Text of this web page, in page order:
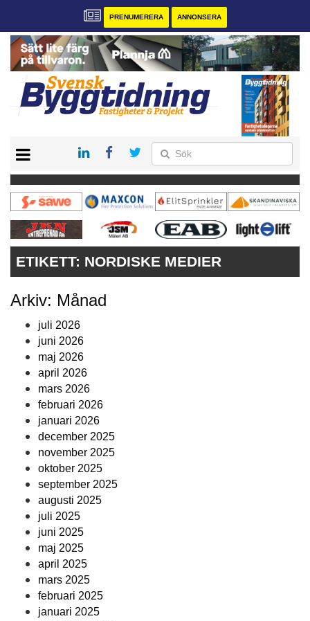
PRENUMERERA ANNONSERA
PRENUMERERA
VÅRA ANDRA MAGASIN
ANNONSERA
KONTAKT
ETIKETT: NORDISKE MEDIER
Arkiv: Månad
juli 2026
juni 2026
maj 2026
april 2026
mars 2026
februari 2026
januari 2026
december 2025
november 2025
oktober 2025
september 2025
augusti 2025
juli 2025
juni 2025
maj 2025
april 2025
mars 2025
februari 2025
januari 2025